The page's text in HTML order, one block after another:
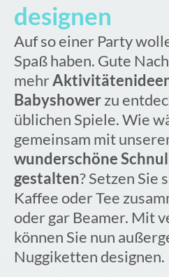
designen
Auf so einer Party
Spaß haben. Gute
mehr
Babyshowerzu
üblichen Spiele. Wie
gemeinsam mit
wunderschöne
gestalten? Setzen Sie
Kaffee oder Tee
oder gar Beamer. Mit
können Sie nun
Nuggiketten designen.